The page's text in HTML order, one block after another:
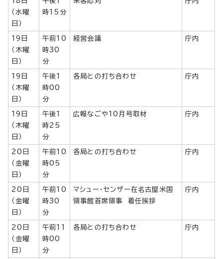
（水曜
日）
時15分
19日
（木曜
日）
午前10
時30
分
経営会議 庁内
19日
（木曜
日）
午後1
時00
分
各局との打ち合わせ 庁内
19日
（木曜
日）
午後1
時25
分
広報なごや10月号取材 庁内
20日
（金曜
日）
午前10
時05
分
各局との打ち合わせ 庁内
20日
（金曜
日）
午前10
時30
分
マシュー・センザー在名古屋米国
領事館首席領事 着任挨拶
庁内
20日
（金曜
日）
午前11
時00
分
各局との打ち合わせ 庁内